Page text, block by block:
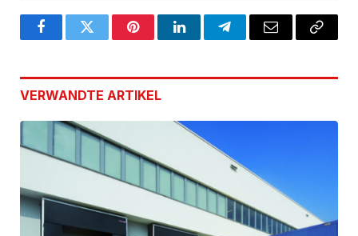
FacebookTwitter PinterestLinkedInTelegramEmail
Copy
VERWANDTE ARTIKEL